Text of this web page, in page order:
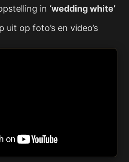
in ‘wedding white’
uit op foto’s en video’s